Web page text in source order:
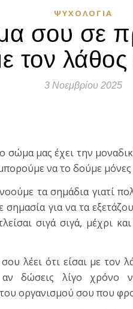
ΨΥΧΟΛΟΓΊΑ
σου σε
τον
3 Νοεμβρίου 2025
σώμα μας έχει την
να το δούμε μόνες
τα σημάδια γιατί
σημασία για να τα
σιγά σιγά, μέχρι
λέει ότι είσαι με τον
δώσεις λίγο χρόνο
οργανισμού σου που